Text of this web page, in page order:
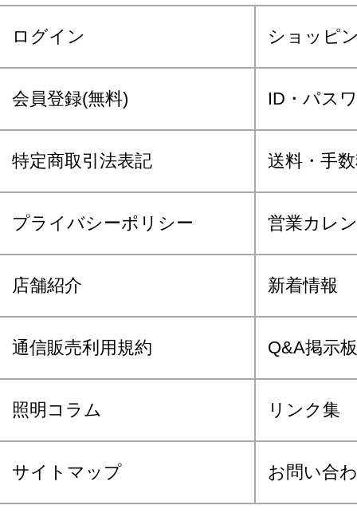
ログイン ショッピ
会員登録(無料) ID・パス
特定商取引法表記 送料・手
プライバシーポリシー 営業カレ
店舗紹介 新着情報
通信販売利用規約 Q&A掲示板
照明コラム リンク集
サイトマップ お問い合